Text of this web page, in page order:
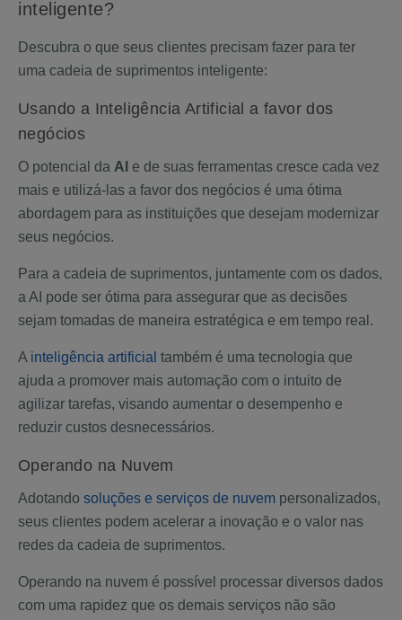
inteligente?
Descubra o que seus clientes precisam fazer para ter
uma cadeia de suprimentos inteligente:
Usando a Inteligência Artificial a favor dos
negócios
O potencial da AI e de suas ferramentas cresce cada vez
mais e utilizá-las a favor dos negócios é uma ótima
abordagem para as instituições que desejam modernizar
seus negócios.
Para a cadeia de suprimentos, juntamente com os dados,
a AI pode ser ótima para assegurar que as decisões
sejam tomadas de maneira estratégica e em tempo real.
A inteligência artificial também é uma tecnologia que
ajuda a promover mais automação com o intuito de
agilizar tarefas, visando aumentar o desempenho e
reduzir custos desnecessários.
Operando na Nuvem
Adotando soluções e serviços de nuvem personalizados,
seus clientes podem acelerar a inovação e o valor nas
redes da cadeia de suprimentos.
Operando na nuvem é possível processar diversos dados
com uma rapidez que os demais serviços não são